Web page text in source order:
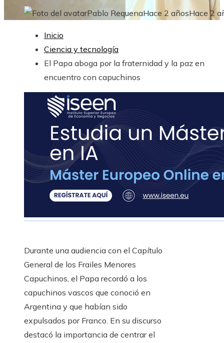
Pablo RequenaHace 2 añosHace 2
Inicio
Ciencia y tecnología
El Papa aboga por la fraternidad y la paz en
encuentro con capuchinos
Durante una audiencia con el Capítulo
General de los Frailes Menores
Capuchinos, el Papa recordó a los
capuchinos vascos que conoció en
Argentina y que habían sido
expulsados ​​por Franco. En su discurso
destacó la importancia de centrar el